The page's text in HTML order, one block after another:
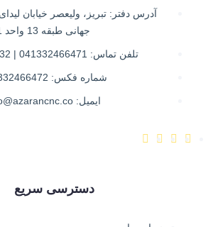
آدرس دفتر: تبریز، ولیعصر خیابان
جهانی طبقه 13 واحد 1
تلفن تماس: 041332466471 | 09142212532
شماره فکس: 041332466472
ایمیل: info@azarancnc.co
دسترسی سریع